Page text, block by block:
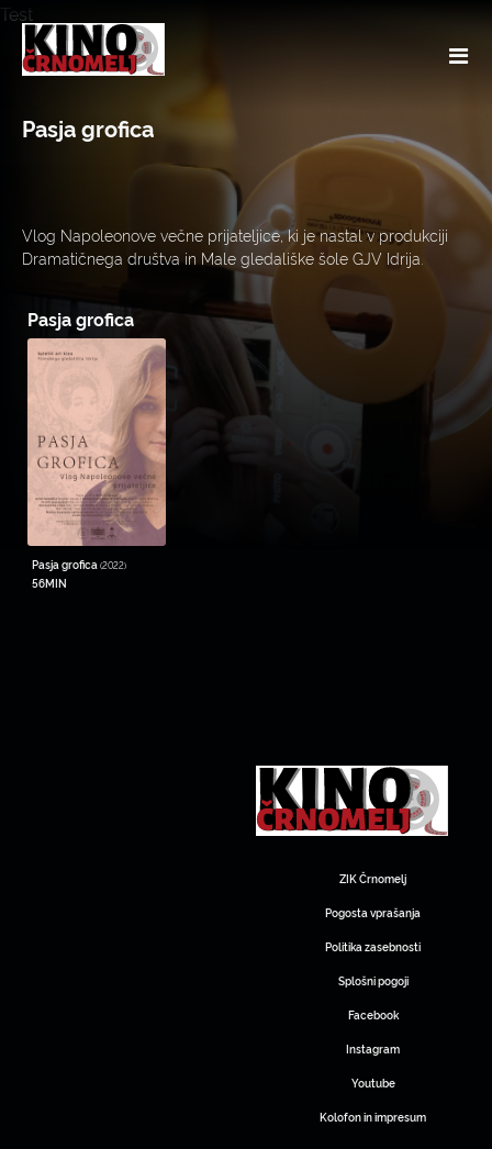
Test
Pasja grofica
Vlog Napoleonove večne prijateljice, ki je nastal v produkciji
Dramatičnega društva in Male gledališke šole GJV Idrija.
Pasja grofica
Pasja grofica (2022)
56MIN
ZIK Črnomelj
Pogosta vprašanja
Politika zasebnosti
Splošni pogoji
Facebook
Instagram
Youtube
Kolofon in impresum